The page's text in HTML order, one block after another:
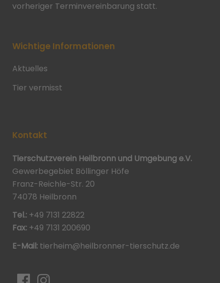
vorheriger Terminvereinbarung statt.
Wichtige Informationen
Aktuelles
Tier vermisst
Kontakt
Tierschutzverein Heilbronn und Umgebung e.V.
Gewerbegebiet Böllinger Höfe
Franz-Reichle-Str. 20
74078 Heilbronn
Tel.: +49 7131 22822
Fax: +49 7131 200690
E-Mail: tierheim@heilbronner-tierschutz.de